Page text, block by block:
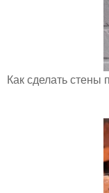
Как сделать